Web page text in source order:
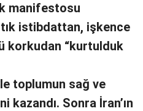
manifestosu
istibdattan, işkence
korkudan “kurtulduk
toplumun sağ ve
kazandı. Sonra İran’ın